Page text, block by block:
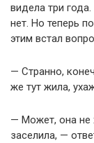
видела три
нет. Но теперь
этим встал
— Странно,
же тут жила,
— Может, она не
заселила, —